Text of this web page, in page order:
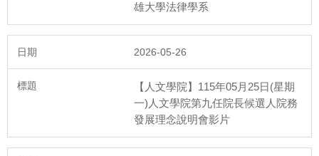
雄大學法律學系
2026-05-26
【人文學院】115年05月25日(星期
一)人文學院第九任院長候選人院務
發展理念說明會影片
115年6月16日
人文學院第四次院教評會議